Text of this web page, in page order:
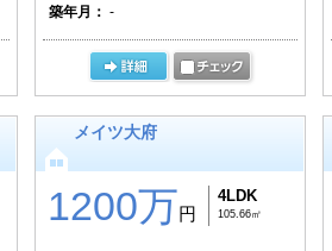
築年月： -
メイツ大府
1200万円
4LDK
105.66㎡